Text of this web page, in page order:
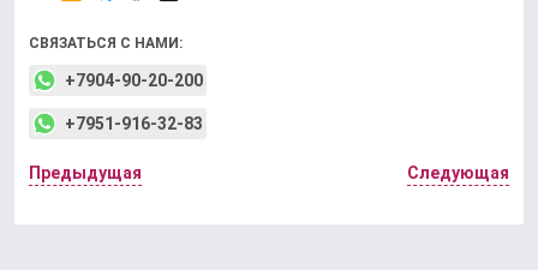
СВЯЗАТЬСЯ С НАМИ:
+7904-90-20-200
+7951-916-32-83
Предыдущая Следующая